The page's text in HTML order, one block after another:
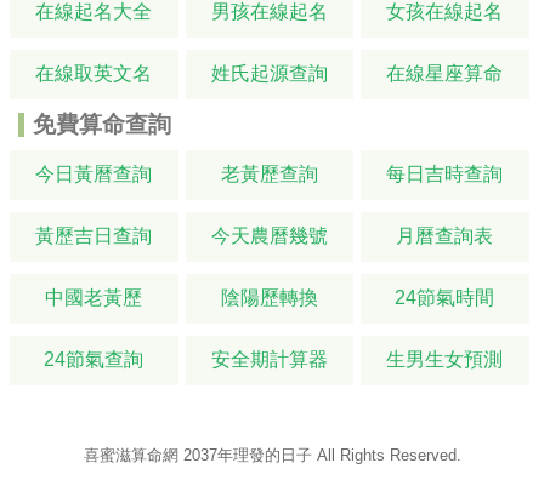
在線起名大全 男孩在線起名 女孩在線起名
在線取英文名 姓氏起源查詢 在線星座算命
免費算命查詢
今日黃曆查詢 老黃歷查詢 每日吉時查詢
黃歷吉日查詢 今天農曆幾號 月曆查詢表
中國老黃歷 陰陽歷轉換 24節氣時間
24節氣查詢 安全期計算器 生男生女預測
喜蜜滋算命網 2037年理發的日子All Rights Reserved.